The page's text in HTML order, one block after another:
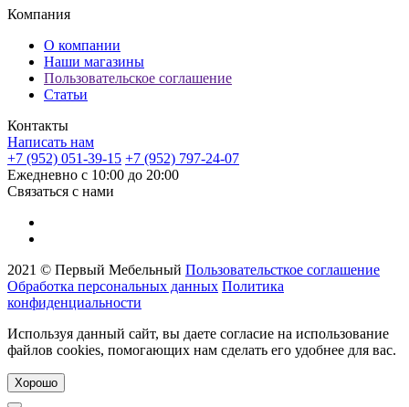
Компания
О компании
Наши магазины
Пользовательское соглашение
Статьи
Контакты
Написать нам
+7 (952) 051-39-15 +7 (952) 797-24-07
Ежедневно с 10:00 до 20:00
Связаться с нами
2021 © Первый Мебельный Пользовательсткое соглашение
Обработка персональных данных Политика
конфиденциальности
Используя данный сайт, вы даете согласие на использование
файлов cookies, помогающих нам сделать его удобнее для вас.
Хорошо